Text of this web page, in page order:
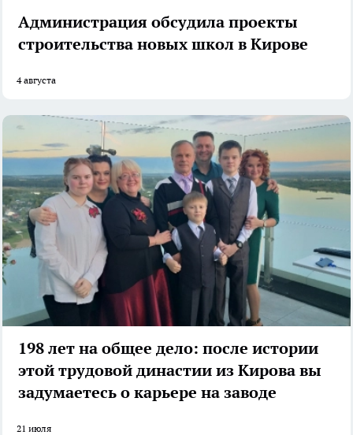
Администрация обсудила проекты
строительства новых школ в Кирове
4 августа
198 лет на общее дело: после истории
этой трудовой династии из Кирова вы
задумаетесь о карьере на заводе
21 июля